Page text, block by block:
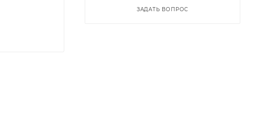
ЗАДАТЬ ВОПРОС